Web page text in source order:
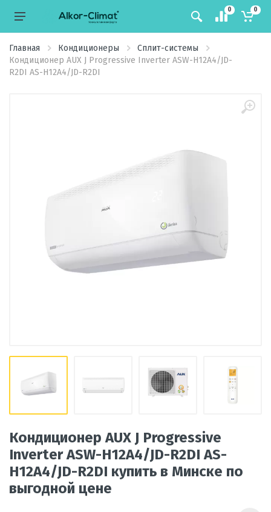
0 0
Главная Кондиционеры
Сплит-системы
Кондиционер AUX J Progressive Inverter ASW-H12A4/JD-
R2DI AS-H12A4/JD-R2DI
Кондиционер AUX J Progressive
Inverter ASW-H12A4/JD-R2DI AS-
H12A4/JD-R2DI купить в Минске по
выгодной цене